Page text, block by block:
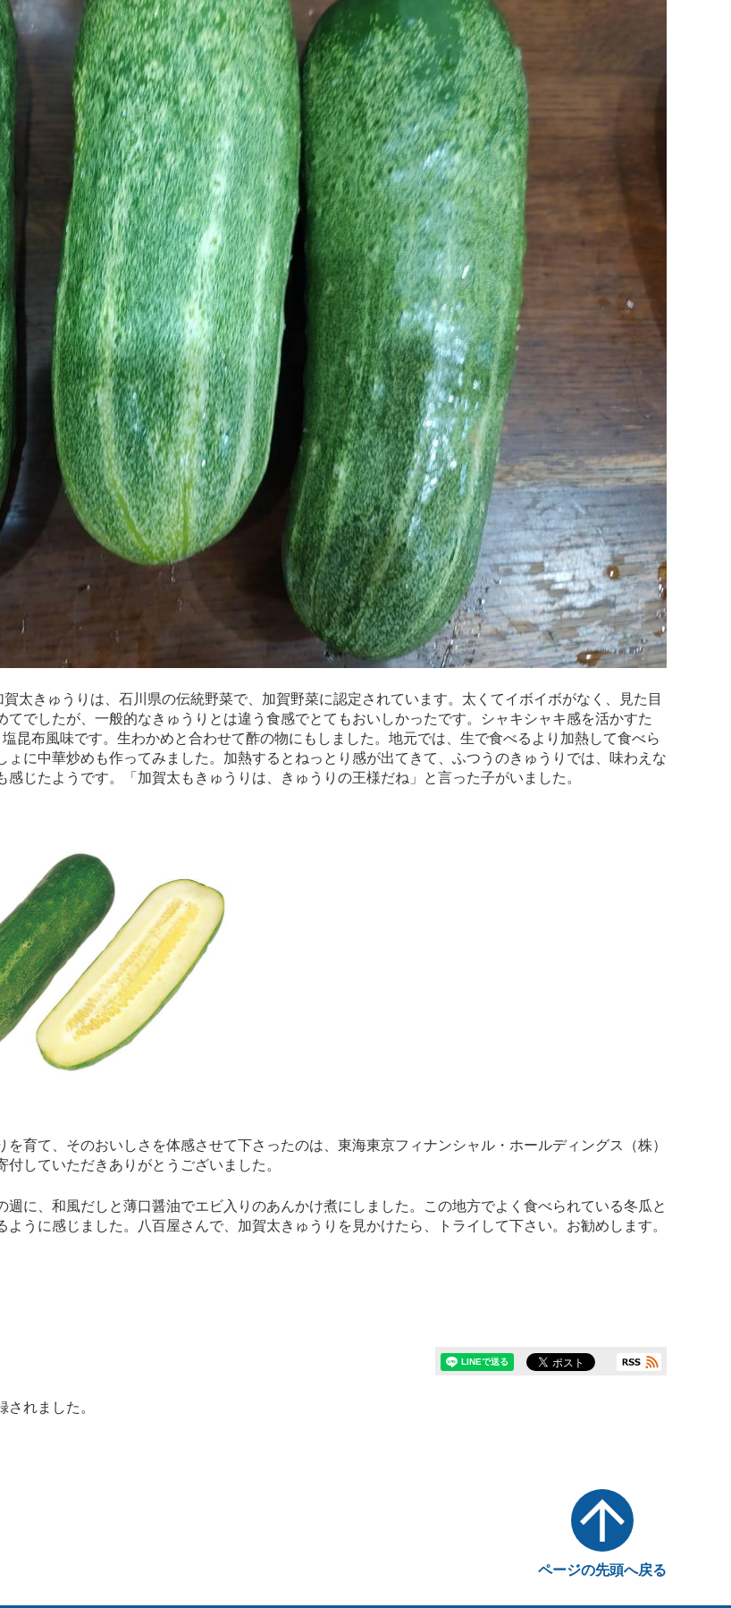
太きゅうりは、石川県の伝統野菜で、加賀野菜に認定されています。太くてイボイボがなく、見た目
でしたが、一般的なきゅうりとは違う食感でとてもおいしかったです。シャキシャキ感を活かすた
昆布風味です。生わかめと合わせて酢の物にもしました。地元では、生で食べるより加熱して食べら
に中華炒めも作ってみました。加熱するとねっとり感が出てきて、ふつうのきゅうりでは、味わえな
じたようです。「加賀太もきゅうりは、きゅうりの王様だね」と言った子がいました。
育て、そのおいしさを体感させて下さったのは、東海東京フィナンシャル・ホールディングス（株）
していただきありがとうございました。
に、和風だしと薄口醤油でエビ入りのあんかけ煮にしました。この地方でよく食べられている冬瓜と
うに感じました。八百屋さんで、加賀太きゅうりを見かけたら、トライして下さい。お勧めします。
されました。
ページの先頭へ戻る